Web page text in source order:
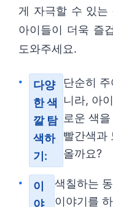
게 자극할 수 있는
아이들이 더욱 즐
도와주세요.
다양
한 색
깔 탐
색하
기:
단순히
니라, 아
로운 색
빨간색과
올까요?
이
야
색칠하는
이야기를